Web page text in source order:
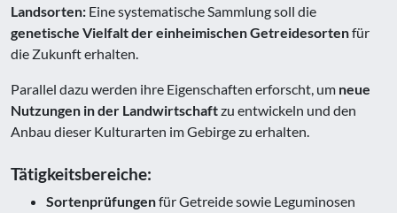
Landsorten: Eine systematische Sammlung soll die
genetische Vielfalt der einheimischen Getreidesortenfür
die Zukunft erhalten.
Parallel dazu werden ihre Eigenschaften erforscht, um neue
Nutzungen in der Landwirtschaftzu entwickeln und den
Anbau dieser Kulturarten im Gebirge zu erhalten.
Tätigkeitsbereiche:
Sortenprüfungenfür Getreide sowie Leguminosen